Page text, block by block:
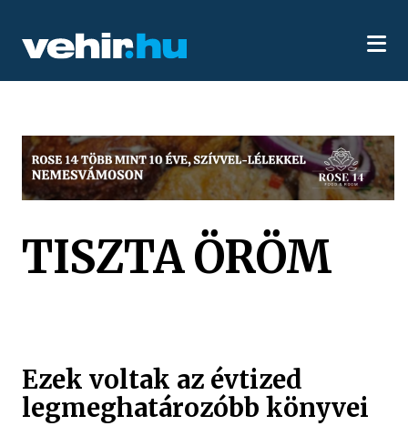
TISZTA ÖRÖM
Ezek voltak az évtized
legmeghatározóbb könyvei